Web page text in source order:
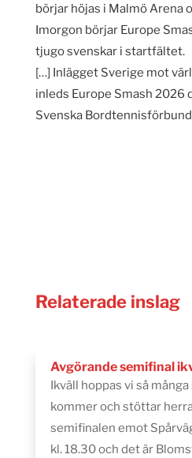
börjar höjas i Malmö Arena
Imorgon börjar Europe
tjugo svenskar i startfältet.
[…] Inlägget Sverige mot
inleds Europe Smash 2026
Svenska
Relaterade inslag
Avgörande semifinal
Ikväll hoppas vi så
kommer och stöttar
semifinalen emot
kl. 18.30 och det är